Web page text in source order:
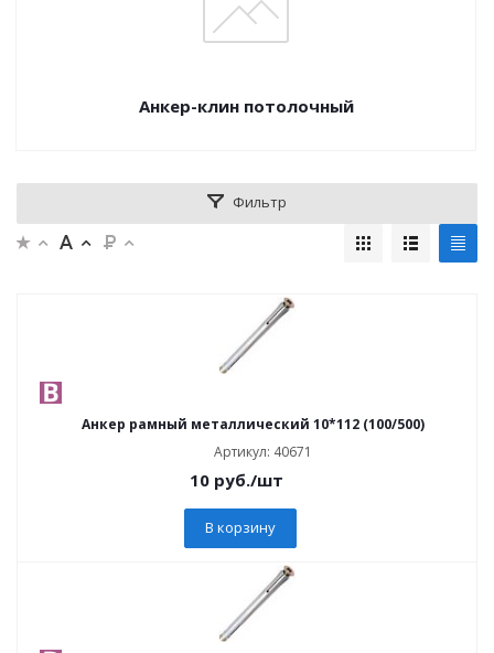
Анкер-клин потолочный
Фильтр
Анкер рамный металлический 10*112 (100/500)
Артикул: 40671
10руб./шт
В корзину